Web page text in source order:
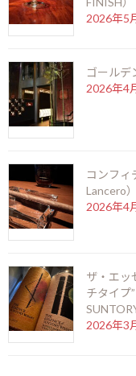
HOME 銘酒に出会う
ハバナクラブ マキシモ ロン
2026年5
ゴールデ
2026年4
コンフ
Lancero）
2026年4
ザ・エッ
チタイプ
2026年3